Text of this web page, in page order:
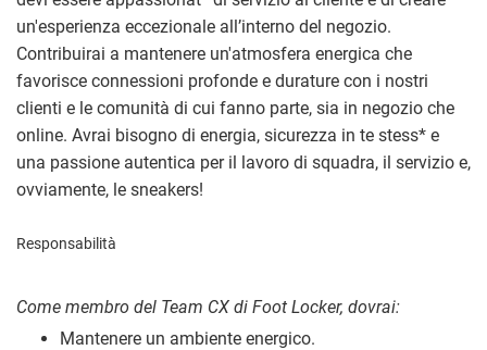
un'esperienza eccezionale all’interno del negozio.
Contribuirai a mantenere un'atmosfera energica che
favorisce connessioni profonde e durature con i nostri
clienti e le comunità di cui fanno parte, sia in negozio che
online. Avrai bisogno di energia, sicurezza in te stess* e
una passione autentica per il lavoro di squadra, il servizio e,
ovviamente, le sneakers!
Responsabilità
Come membro del Team CX di Foot Locker, dovrai:
Mantenere un ambiente energico.